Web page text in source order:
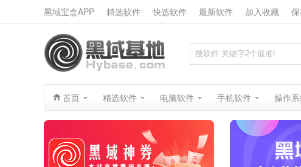
黑域宝盒APP 精选软件 快选软件 最新软件 加入收藏
首页 精选软件 电脑软件 手机软件 操作